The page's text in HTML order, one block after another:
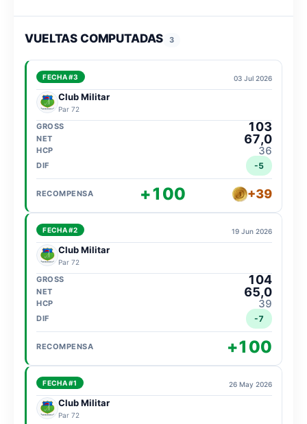
VUELTAS COMPUTADAS 3
FECHA #3 03 Jul 2026
Club Militar
Par 72
103
67,0
36
-5
+100 +39
FECHA #2 19 Jun 2026
Club Militar
Par 72
104
65,0
39
-7
+100
FECHA #1 26 May 2026
Club Militar
Par 72